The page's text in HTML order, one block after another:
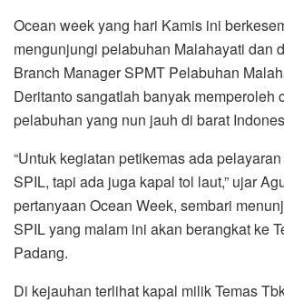
Ocean week yang hari Kamis ini
mengunjungi pelabuhan Malahayati dan
Branch Manager SPMT Pelabuhan
Deritanto sangatlah banyak memperoleh
pelabuhan yang nun jauh di barat
“Untuk kegiatan petikemas ada
SPIL, tapi ada juga kapal tol laut,” ujar
pertanyaan Ocean Week, sembari
SPIL yang malam ini akan berangkat ke
Padang.
Di kejauhan terlihat kapal milik Temas